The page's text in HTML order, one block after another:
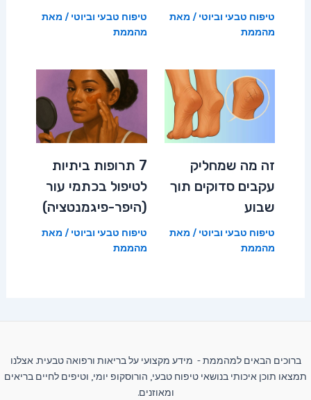
טיפוח טבעי וביוטי / מאת
מהממת
טיפוח טבעי וביוטי / מאת
מהממת
זה מה שמחליק
עקבים סדוקים תוך
שבוע
טיפוח טבעי וביוטי / מאת
מהממת
7 תרופות ביתיות
לטיפול בכתמי עור
(היפר-פיגמנטציה)
טיפוח טבעי וביוטי / מאת
מהממת
ברוכים הבאים למהממת - מידע מקצועי על בריאות ורפואה טבעית. אצלנו
תמצאו תוכן איכותי בנושאי טיפוח טבעי, הורוסקופ יומי, וטיפים לחיים בריאים
ומאוזנים.